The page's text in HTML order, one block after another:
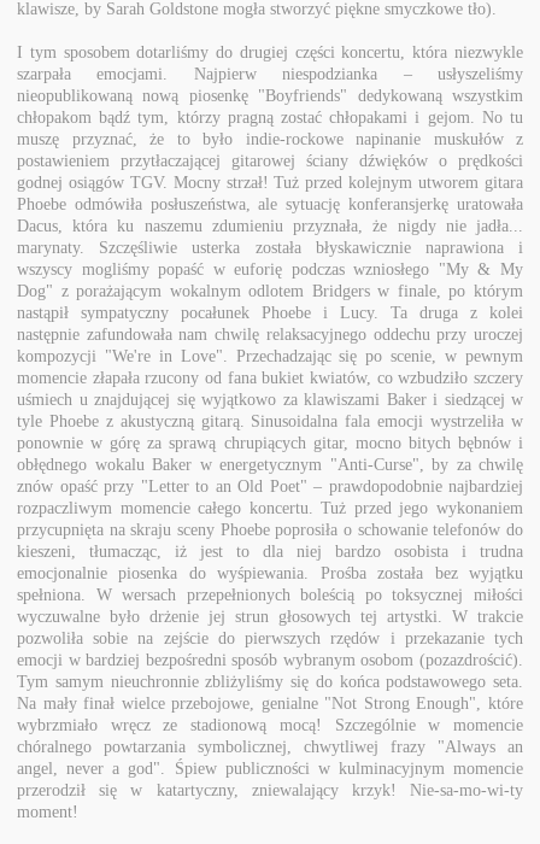
klawisze, by Sarah Goldstone mogła stworzyć piękne smyczkowe tło).
I tym sposobem dotarliśmy do drugiej części koncertu, która niezwykle
szarpała emocjami. Najpierw niespodzianka – usłyszeliśmy
nieopublikowaną nową piosenkę "Boyfriends" dedykowaną wszystkim
chłopakom bądź tym, którzy pragną zostać chłopakami i gejom. No tu
muszę przyznać, że to było indie-rockowe napinanie muskułów z
postawieniem przytłaczającej gitarowej ściany dźwięków o prędkości
godnej osiągów TGV. Mocny strzał! Tuż przed kolejnym utworem gitara
Phoebe odmówiła posłuszeństwa, ale sytuację konferansjerkę uratowała
Dacus, która ku naszemu zdumieniu przyznała, że nigdy nie jadła...
marynaty. Szczęśliwie usterka została błyskawicznie naprawiona i
wszyscy mogliśmy popaść w euforię podczas wzniosłego "My & My
Dog" z porażającym wokalnym odlotem Bridgers w finale, po którym
nastąpił sympatyczny pocałunek Phoebe i Lucy. Ta druga z kolei
następnie zafundowała nam chwilę relaksacyjnego oddechu przy uroczej
kompozycji "We're in Love". Przechadzając się po scenie, w pewnym
momencie złapała rzucony od fana bukiet kwiatów, co wzbudziło szczery
uśmiech u znajdującej się wyjątkowo za klawiszami Baker i siedzącej w
tyle Phoebe z akustyczną gitarą. Sinusoidalna fala emocji wystrzeliła w
ponownie w górę za sprawą chrupiących gitar, mocno bitych bębnów i
obłędnego wokalu Baker w energetycznym "Anti-Curse", by za chwilę
znów opaść przy "Letter to an Old Poet" – prawdopodobnie najbardziej
rozpaczliwym momencie całego koncertu. Tuż przed jego wykonaniem
przycupnięta na skraju sceny Phoebe poprosiła o schowanie telefonów do
kieszeni, tłumacząc, iż jest to dla niej bardzo osobista i trudna
emocjonalnie piosenka do wyśpiewania. Prośba została bez wyjątku
spełniona. W wersach przepełnionych boleścią po toksycznej miłości
wyczuwalne było drżenie jej strun głosowych tej artystki. W trakcie
pozwoliła sobie na zejście do pierwszych rzędów i przekazanie tych
emocji w bardziej bezpośredni sposób wybranym osobom (pozazdrościć).
Tym samym nieuchronnie zbliżyliśmy się do końca podstawowego seta.
Na mały finał wielce przebojowe, genialne "Not Strong Enough", które
wybrzmiało wręcz ze stadionową mocą! Szczególnie w momencie
chóralnego powtarzania symbolicznej, chwytliwej frazy "Always an
angel, never a god". Śpiew publiczności w kulminacyjnym momencie
przerodził się w katartyczny, zniewalający krzyk! Nie-sa-mo-wi-ty
moment!